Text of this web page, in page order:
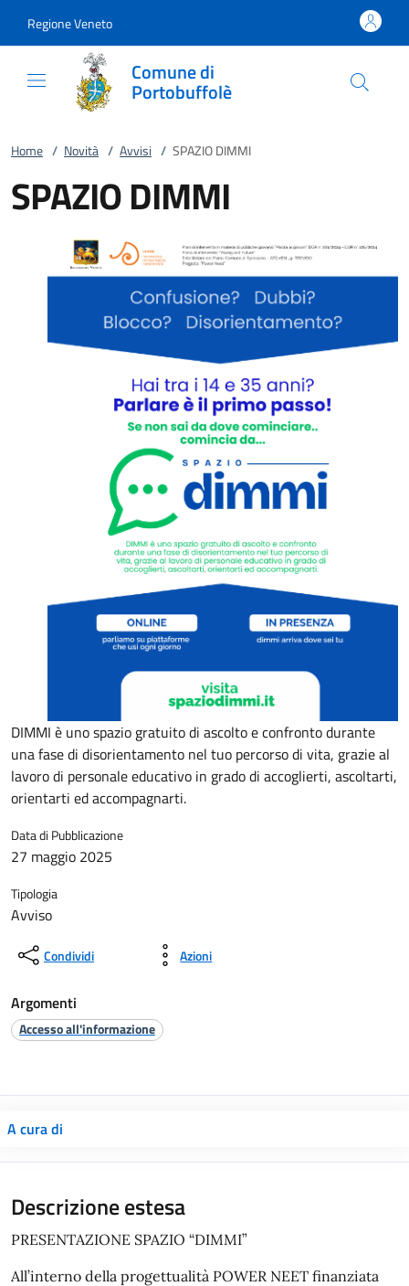
Regione Veneto
Comune di
Portobuffolè
Home / Novità / Avvisi / SPAZIO DIMMI
SPAZIO DIMMI
DIMMI è uno spazio gratuito di ascolto e confronto durante
una fase di disorientamento nel tuo percorso di vita, grazie al
lavoro di personale educativo in grado di accoglierti, ascoltarti,
orientarti ed accompagnarti.
Data di Pubblicazione
27 maggio 2025
Tipologia
Avviso
Condividi Azioni
Argomenti
Accesso all'informazione
A cura di
Descrizione estesa
PRESENTAZIONE SPAZIO “DIMMI”
All’interno della progettualità POWER NEET finanziata